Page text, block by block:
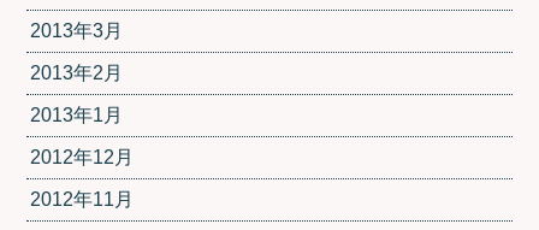
2013年3月
2013年2月
2013年1月
2012年12月
2012年11月